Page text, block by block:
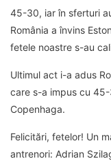
45-30, iar în sferturi
România a învins
fetele noastre s-au
Ultimul act i-a adus
care s-a impus cu
Copenhaga.
Felicitări, fetelor! Un
antrenori: Adrian